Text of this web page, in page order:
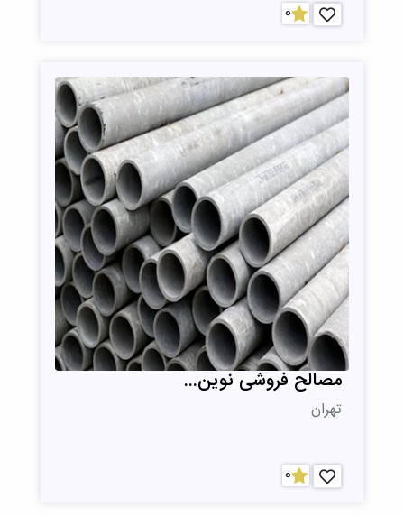
0
مصالح فروشی نوین...
تهران
0